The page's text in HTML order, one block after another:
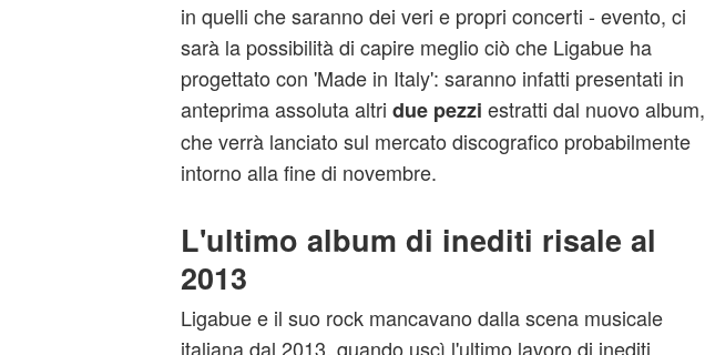
in quelli che saranno dei veri e propri concerti - evento, ci
sarà la possibilità di capire meglio ciò che Ligabue ha
progettato con 'Made in Italy': saranno infatti presentati in
anteprima assoluta altri due pezzi estratti dal nuovo album,
che verrà lanciato sul mercato discografico probabilmente
intorno alla fine di novembre.
L'ultimo album di inediti risale al
2013
Ligabue e il suo rock mancavano dalla scena musicale
italiana dal 2013, quando uscì l'ultimo lavoro di inediti